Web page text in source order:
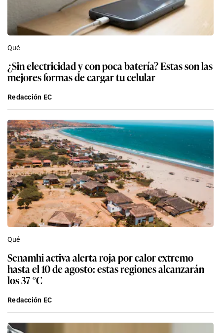
Qué
¿Sin electricidad y con poca batería? Estas son las
mejores formas de cargar tu celular
Redacción EC
Qué
Senamhi activa alerta roja por calor extremo
hasta el 10 de agosto: estas regiones alcanzarán
los 37 °C
Redacción EC